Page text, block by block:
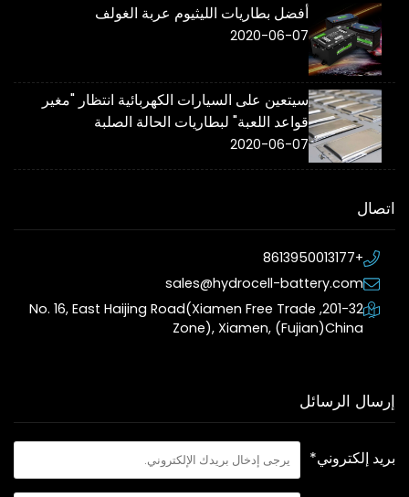
أفضل بطاريات الليثيوم عربة الغولف
2020-06-07
سيتعين على السيارات الكهربائية انتظار "مغير
قواعد اللعبة" لبطاريات الحالة الصلبة
2020-06-07
اتصال
+8613950013177
sales@hydrocell-battery.com
201-32, No. 16, East Haijing Road(Xiamen Free Trade
Zone), Xiamen, (Fujian)China
إرسال الرسائل
بريد إلكتروني*